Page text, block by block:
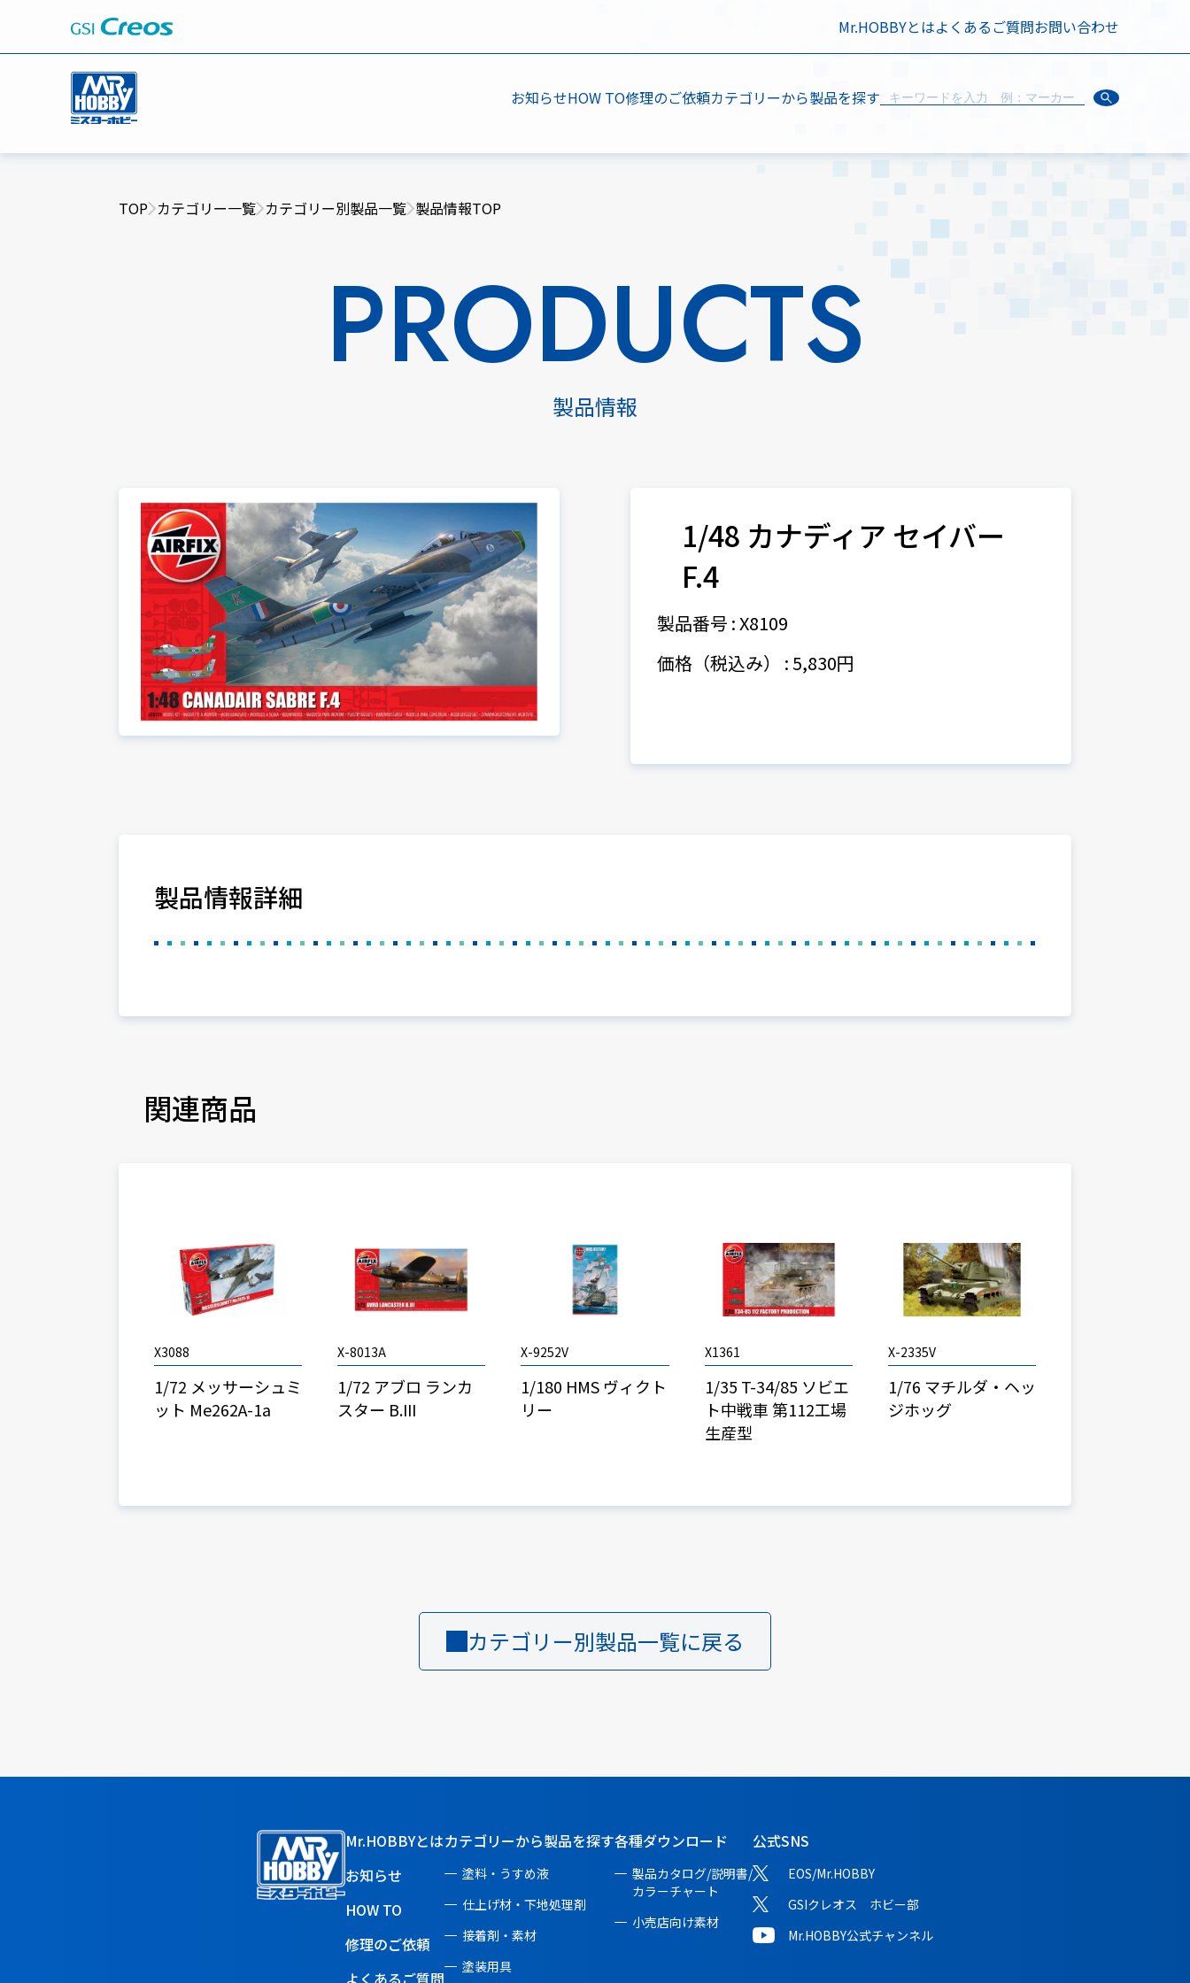
Mr.HOBBYとはよくあるご質問お問い合わせ
お知らせHOW TO修理のご依頼カテゴリーから製品を探す
TOP カテゴリー一覧 カテゴリー別製品一覧 製品情報TOP
PRODUCTS
製品情報
1/48 カナディア セイバー
F.4
製品番号 : X8109
価格（税込み） : 5,830円
製品情報詳細
関連商品
X3088
1/72 メッサーシュミ
ット Me262A-1a
X-8013A
1/72 アブロ ランカ
スター B.III
X-9252V
1/180 HMS ヴィクト
リー
X1361
1/35 T-34/85 ソビエ
ト中戦車 第112工場
生産型
X-2335V
1/76 マチルダ・ヘッ
ジホッグ
カテゴリー別製品一覧に戻る
Mr.HOBBYとは
お知らせ
HOW TO
修理のご依頼
よくあるご質問
カテゴリーから製品を探す
塗料・うすめ液
仕上げ材・下地処理剤
接着剤・素材
塗装用具
各種ダウンロード
製品カタログ/説明書/
カラーチャート
小売店向け素材
公式SNS
EOS/Mr.HOBBY
GSIクレオス ホビー部
Mr.HOBBY公式チャンネル